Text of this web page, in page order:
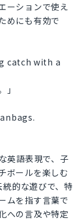
ーションで使え
めにも有効で
catch with a
語表現で、子
ボールを楽しむ
的な遊びで、特
ムを指す言葉で
への言及や特定